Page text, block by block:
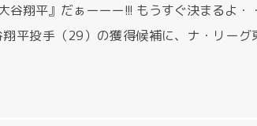
谷翔平』だぁーーー!!! もうすぐ決まるよ・
平投手（29）の獲得候補に、ナ・リーグ